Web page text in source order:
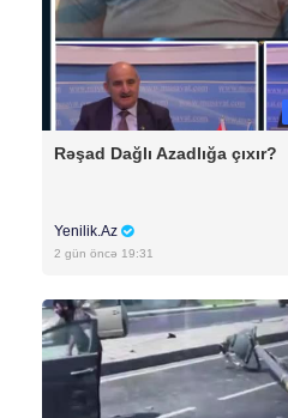
Rəşad Dağlı Azadlığa çıxır?
Yenilik.Az
2 gün öncə 19:31